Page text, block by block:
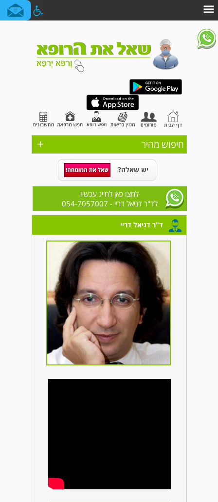
+ חיפוש מהיר
יש שאלה?
לחצו כאן לחייג עכשיו
לד"ר דניאל דריי - 054-7057007
ד"ר דניאל דריי